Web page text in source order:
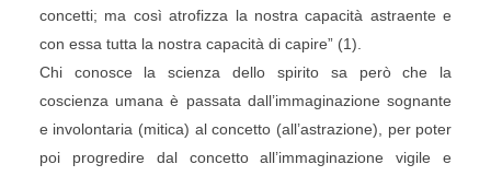
concetti; ma così atrofizza la nostra capacità astraente e
con essa tutta la nostra capacità di capire” (1).
Chi conosce la scienza dello spirito sa però che la
coscienza umana è passata dall’immaginazione sognante
e involontaria (mitica) al concetto (all’astrazione), per poter
poi progredire dal concetto all’immaginazione vigile e